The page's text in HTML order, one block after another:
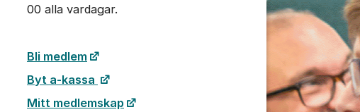
00 alla vardagar.
Bli medlem
Byt a-kassa
Mitt medlemskap